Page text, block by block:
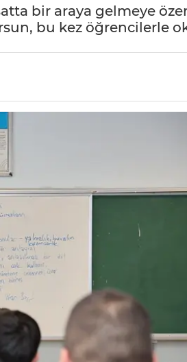
bir araya gelmeye
bu kez öğrencilerle